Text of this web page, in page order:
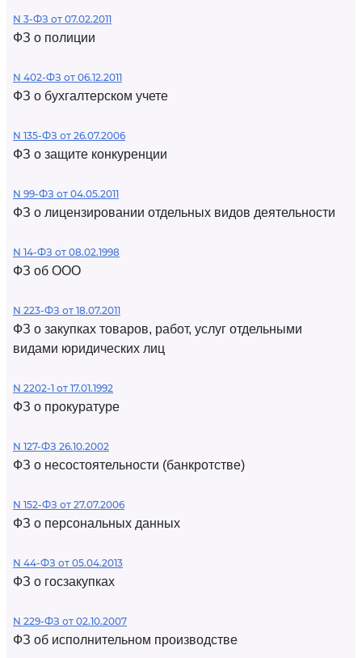
N 3-ФЗ от 07.02.2011
ФЗ о полиции
N 402-ФЗ от 06.12.2011
ФЗ о бухгалтерском учете
N 135-ФЗ от 26.07.2006
ФЗ о защите конкуренции
N 99-ФЗ от 04.05.2011
ФЗ о лицензировании отдельных видов деятельности
N 14-ФЗ от 08.02.1998
ФЗ об ООО
N 223-ФЗ от 18.07.2011
ФЗ о закупках товаров, работ, услуг отдельными
видами юридических лиц
N 2202-1 от 17.01.1992
ФЗ о прокуратуре
N 127-ФЗ 26.10.2002
ФЗ о несостоятельности (банкротстве)
N 152-ФЗ от 27.07.2006
ФЗ о персональных данных
N 44-ФЗ от 05.04.2013
ФЗ о госзакупках
N 229-ФЗ от 02.10.2007
ФЗ об исполнительном производстве